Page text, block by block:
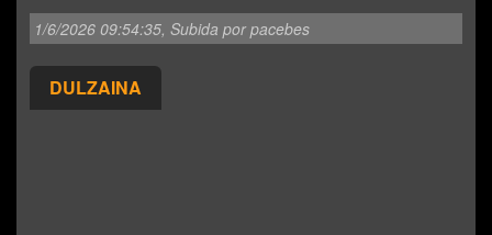
1/6/2026 09:54:35, Subida por pacebes
DULZAINA